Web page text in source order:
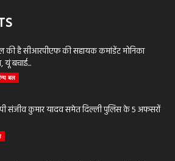
की है सीआरपीएफ की सहायक कमांडेंट मोनिका
यूं बचाई...
बल
संजीव कुमार यादव समेत दिल्ली पुलिस के 5 अफसरों